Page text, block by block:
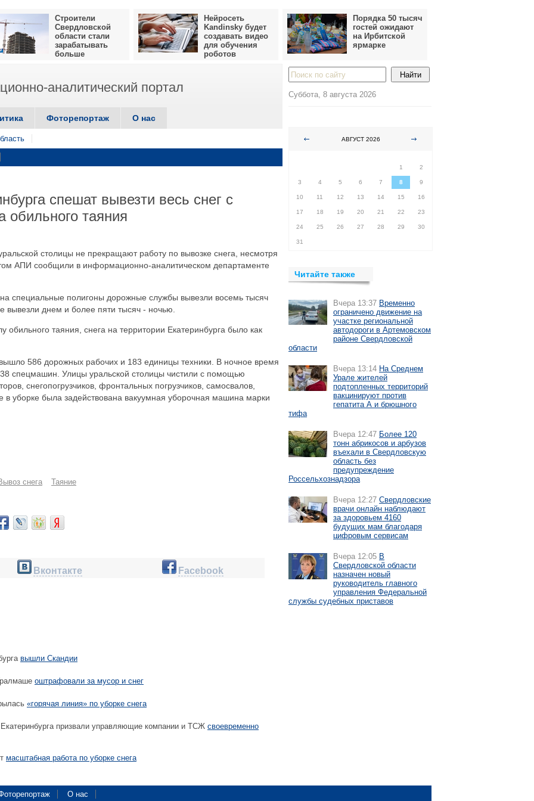
Строители
Свердловской
области стали
зарабатывать
больше
Нейросеть
Kandinsky будет
создавать видео
для обучения
роботов
Порядка 50 тысяч
гостей ожидают
на Ирбитской
ярмарке
аналитический портал
Фоторепортаж О нас
спешат вывезти весь снег с
обильного таяния
столицы не прекращают работу по вывозке снега, несмотря
АПИ сообщили в информационно-аналитическом департаменте
специальные полигоны дорожные службы вывезли восемь тысяч
вывезли днем и более пяти тысяч - ночью.
таяния, снега на территории Екатеринбурга было как
586 дорожных рабочих и 183 единицы техники. В ночное время
спецмашин. Улицы уральской столицы чистили с помощью
снегопогрузчиков, фронтальных погрузчиков, самосвалов,
в уборке была задействована вакуумная уборочная машина марки
снега Таяние
Вконтакте Facebook
вышли Скандии
оштрафовали за мусор и снег
«горячая линия» по уборке снега
призвали управляющие компании и ТСЖ своевременно
масштабная работа по уборке снега
Суббота, 8 августа 2026
АВГУСТ 2026
1
2
3 4 5 6 7 8 9
10 11 12 13 14 15 16
17 18 19 20 21 22 23
24 25 26 27 28 29 30
31
Читайте также
Вчера 13:37 Временно
ограничено движение на
участке региональной
автодороги в Артемовском
районе Свердловской
области
Вчера 13:14 На Среднем
Урале жителей
подтопленных территорий
вакцинируют против
гепатита А и брюшного
тифа
Вчера 12:47 Более 120
тонн абрикосов и арбузов
въехали в Свердловскую
область без
предупреждение
Россельхознадзора
Вчера 12:27 Свердловские
врачи онлайн наблюдают
за здоровьем 4160
будущих мам благодаря
цифровым сервисам
Вчера 12:05 В
Свердловской области
назначен новый
руководитель главного
управления Федеральной
службы судебных приставов
О нас